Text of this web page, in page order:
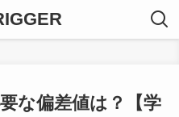
な偏差値は？【学